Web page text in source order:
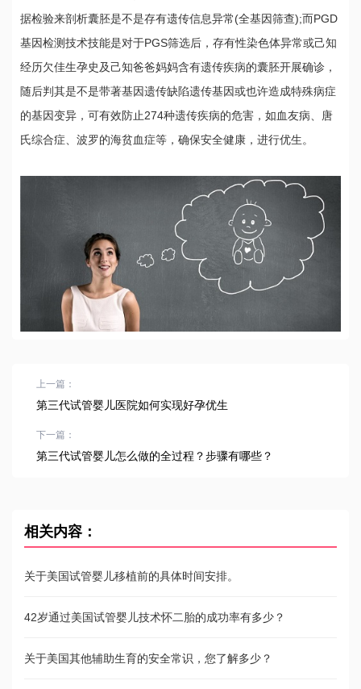
据检验来剖析囊胚是不是存有遗传信息异常(全基因筛查);而PGD
基因检测技术技能是对于PGS筛选后，存有性染色体异常或己知
经历欠佳生孕史及己知爸爸妈妈含有遗传疾病的囊胚开展确诊，
随后判其是不是带著基因遗传缺陷遗传基因或也许造成特殊病症
的基因变异，可有效防止274种遗传疾病的危害，如血友病、唐
氏综合症、波罗的海贫血症等，确保安全健康，进行优生。
上一篇：
第三代试管婴儿医院如何实现好孕优生
下一篇：
第三代试管婴儿怎么做的全过程？步骤有哪些？
相关内容：
关于美国试管婴儿移植前的具体时间安排。
42岁通过美国试管婴儿技术怀二胎的成功率有多少？
关于美国其他辅助生育的安全常识，您了解多少？